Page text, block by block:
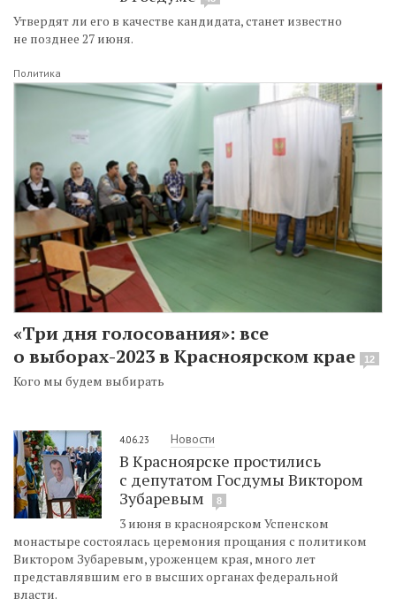
Утвердят ли его в качестве кандидата, станет известно
не позднее 27 июня.
Политика
«Три дня голосования»: все
о выборах-2023 в Красноярском крае
12
Кого мы будем выбирать
4.06.23 Новости
В Красноярске простились
с депутатом Госдумы Виктором
Зубаревым
8
3 июня в красноярском Успенском
монастыре состоялась церемония прощания с политиком
Виктором Зубаревым, уроженцем края, много лет
представлявшим его в высших органах федеральной
власти.